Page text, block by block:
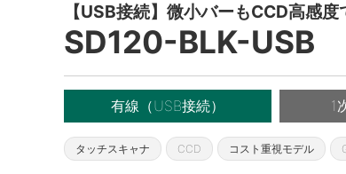
【USB接続】微小バーもCCD高感度
SD120-BLK-USB
有線（USB接続） 1
タッチスキャナ CCD コスト重視モデル